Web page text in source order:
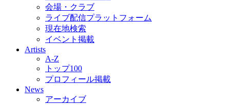
会場・クラブ
ライブ配信プラットフォーム
現在地検索
イベント掲載
Artists
A-Z
トップ100
プロフィール掲載
News
アーカイブ